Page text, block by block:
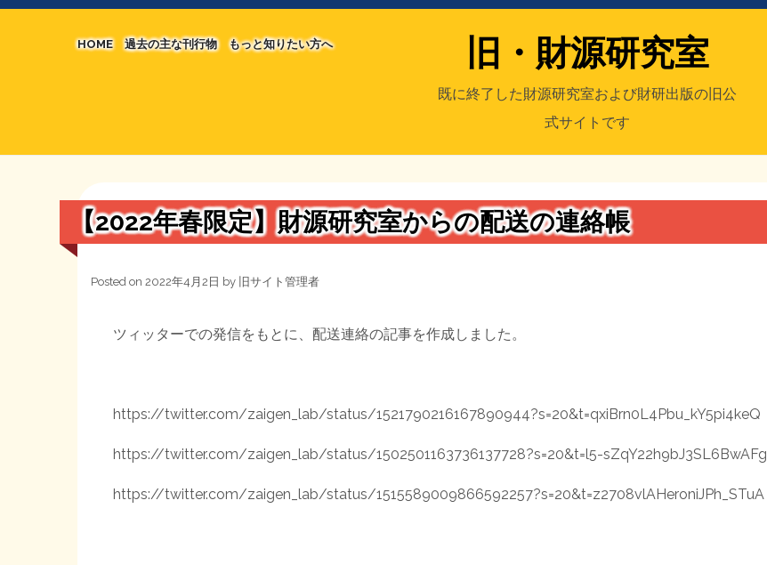
HOME 過去の主な刊行物 もっと知りたい方へ
たかの経世済民イラスト集
旧・財源研究室
既に終了した財源研究室および財研出版の旧公
式サイトです
【2022年春限定】財源研究室からの配送の連絡帳
Posted on 2022年4月2日 by 旧サイト管理者
ツィッターでの発信をもとに、配送連絡の記事を作成しました。
https://twitter.com/zaigen_lab/status/1521790216167890944?s=20&t=qxiBrn0L4Pbu_kY5pi4keQ
https://twitter.com/zaigen_lab/status/1502501163736137728?s=20&t=l5-sZqY22h9bJ3SL6BwAFg
https://twitter.com/zaigen_lab/status/1515589009866592257?s=20&t=z2708vlAHeroniJPh_STuA